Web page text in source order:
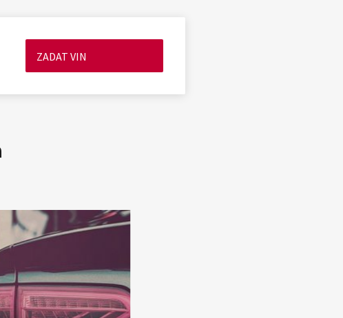
ZADAT VIN
vozidla
Ochrání vás